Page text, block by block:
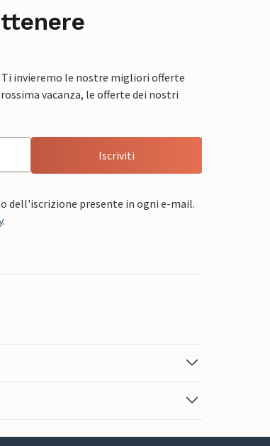
Ti invieremo le nostre migliori offerte
vacanza, le offerte dei nostri
Iscriviti
dell'iscrizione presente in ogni e-mail.
.